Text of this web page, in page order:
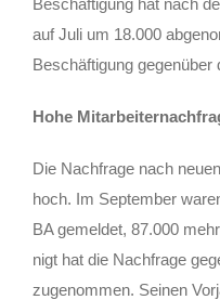
Beschäf­ti­gung hat nach
auf Juli um 18.000
Beschäf­ti­gung
Hohe
Die Nach­fra­ge nach
hoch. Im Sep­tem­ber
BA gemel­det, 87.000
nigt hat die Nach­fra­ge
zuge­nom­men. Sei­nen